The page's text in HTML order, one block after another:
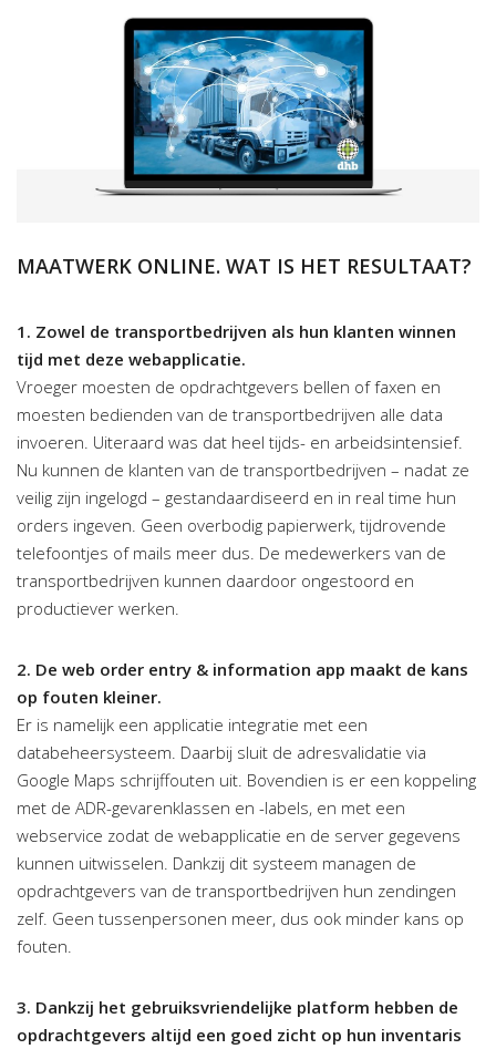
MAATWERK ONLINE. WAT IS HET RESULTAAT?
1. Zowel de transportbedrijven als hun klanten winnen
tijd met deze webapplicatie.
Vroeger moesten de opdrachtgevers bellen of faxen en
moesten bedienden van de transportbedrijven alle data
invoeren. Uiteraard was dat heel tijds- en arbeidsintensief.
Nu kunnen de klanten van de transportbedrijven – nadat ze
veilig zijn ingelogd – gestandaardiseerd en in real time hun
orders ingeven. Geen overbodig papierwerk, tijdrovende
telefoontjes of mails meer dus. De medewerkers van de
transportbedrijven kunnen daardoor ongestoord en
productiever werken.
2. De web order entry & information app maakt de kans
op fouten kleiner.
Er is namelijk een applicatie integratie met een
databeheersysteem. Daarbij sluit de adresvalidatie via
Google Maps schrijffouten uit. Bovendien is er een koppeling
met de ADR-gevarenklassen en -labels, en met een
webservice zodat de webapplicatie en de server gegevens
kunnen uitwisselen. Dankzij dit systeem managen de
opdrachtgevers van de transportbedrijven hun zendingen
zelf. Geen tussenpersonen meer, dus ook minder kans op
fouten.
3. Dankzij het gebruiksvriendelijke platform hebben de
opdrachtgevers altijd een goed zicht op hun inventaris